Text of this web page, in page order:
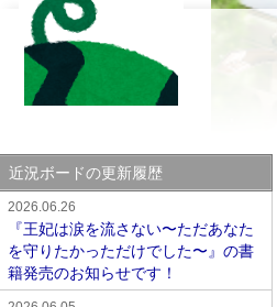
近況ボードの更新履歴
2026.06.26
『王妃は涙を流さない〜ただあなた
を守りたかっただけでした〜』の書
籍発売のお知らせです！